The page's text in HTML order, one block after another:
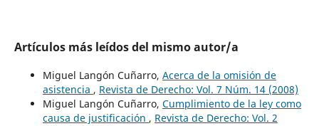
Artículos más leídos del mismo autor/a
Miguel Langón Cuñarro, Acerca de la omisión de
asistencia , Revista de Derecho: Vol. 7 Núm. 14 (2008)
Miguel Langón Cuñarro, Cumplimiento de la ley como
causa de justificación , Revista de Derecho: Vol. 2